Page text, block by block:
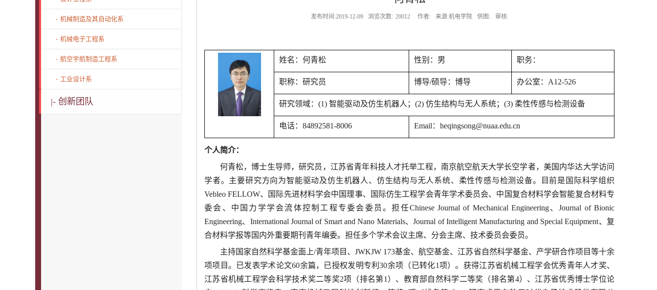
- 机械制造及其自动化系
- 机械电子工程系
- 航空宇航制造工程系
- 工业设计系
|- 创新团队
发布时间:2019-12-09 浏览次数: 20012 作者: 来源:机电学院 供图: 审核:
姓名： 何青松 性别：男 职务：
职称： 研究员 博导/硕导： 博导 办公室： A12-526
研究领域： (1) 智能驱动及仿生机器人；(2) 仿生结构与无人系统；(3) 柔性传感与检测设备
电话： 84892581-8006 Email ： heqingsong@nuaa.edu.cn
个人简介：
何青松，博士生导师，研究员，江苏省青年科技人才托举工程，南京航空航天大学长空学者，美国内华达大学访问
学者。主要研究方向为智能驱动及仿生机器人、仿生结构与无人系统、柔性传感与检测设备。目前是国际科学组织
Vebleo FELLOW、国际先进材料学会中国理事、国际仿生工程学会青年学术委员会、中国复合材料学会智能复合材料专
委会、中国力学学会流体控制工程专委会委员。担任Chinese Journal of Mechanical Engineering、Journal of Bionic
Engineering、International Journal of Smart and Nano Materials、Journal of Intelligent Manufacturing and Special Equipment、复
合材料学报等国内外重要期刊青年编委。担任多个学术会议主席、分会主席、技术委员会委员。
主持国家自然科学基金面上/青年项目、JWKJW 173基金、航空基金、江苏省自然科学基金、产学研合作项目等十余
项项目。已发表学术论文60余篇，已授权发明专利30余项（已转化1项）。获得江苏省机械工程学会优秀青年人才奖、
江苏省机械工程学会科学技术奖二等奖2项（排名第1）、教育部自然科学二等奖（排名第4）、江苏省优秀博士学位论